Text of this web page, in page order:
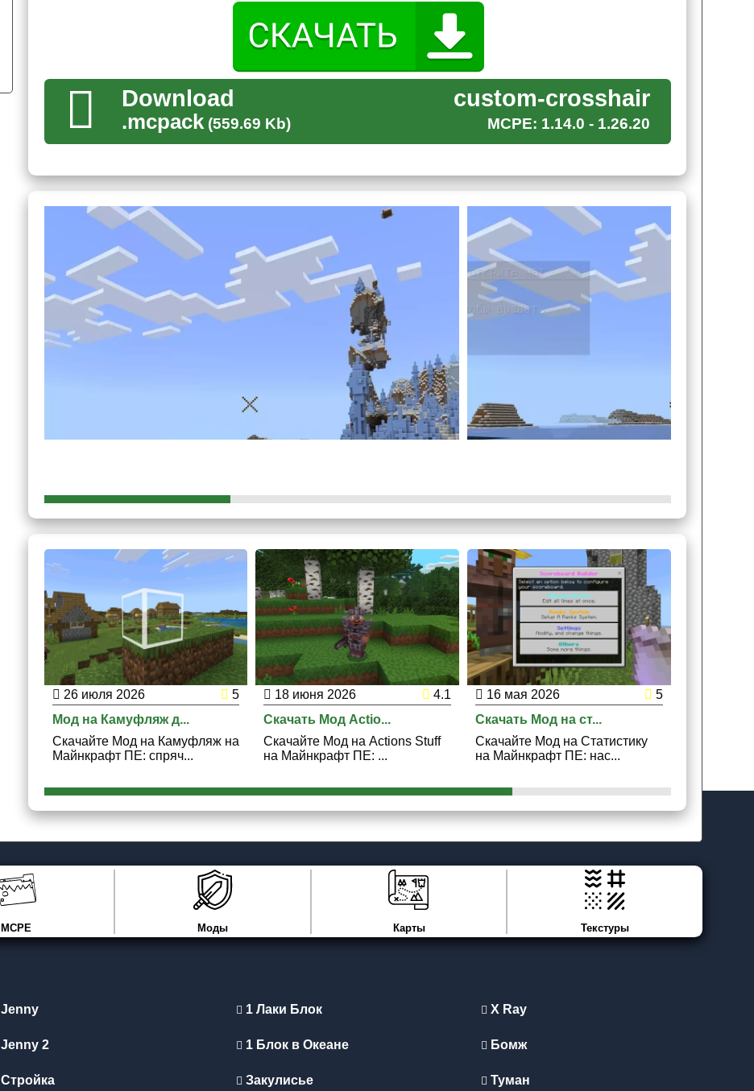
Применение для таких изменений простоцелая масса. Мод на Custom crosshair для Майнкрафт ПЕ позволит
выделиться среди других игроков или, например, даст преимущество в пвп боях, за счет более точной
наводки на врага.
менять полюбившийся кубический мир кардинально. В моде на Custom crosshair для Minecraft PE найдется
перекрестие, которое понравится каждому.
Также настраивать можно и прозрачность.
Настройка
Для того чтобы заставить работать мод на Custom crosshair для Майнкрафт ПЕ, необходимо всего-то
в ресурсах игры. А для настройки понадобится зайти в соответствующий параметр и подобрать
Необходимо будет перезагрузить мир, чтобы подтвердить изменения.
Download
.mcpack(559.69 Kb)
custom-crosshair
MCPE: 1.14.0 - 1.26.20
26 июля 2026
5
Мод на Камуфляж д...
Скачайте Мод на Камуфляж на
Майнкрафт ПЕ: спряч...
18 июня 2026
4.1
Скачать Мод Actio...
Скачайте Мод на Actions Stuff
на Майнкрафт ПЕ: ...
16 мая 2026
5
Скачать Мод на ст...
Скачайте Мод на Статистику
на Майнкрафт ПЕ: нас...
MCPE Моды Карты Текстуры
Jenny
Jenny 2
Стройка
1 Лаки Блок
1 Блок в Океане
Закулисье
X Ray
Бомж
Туман